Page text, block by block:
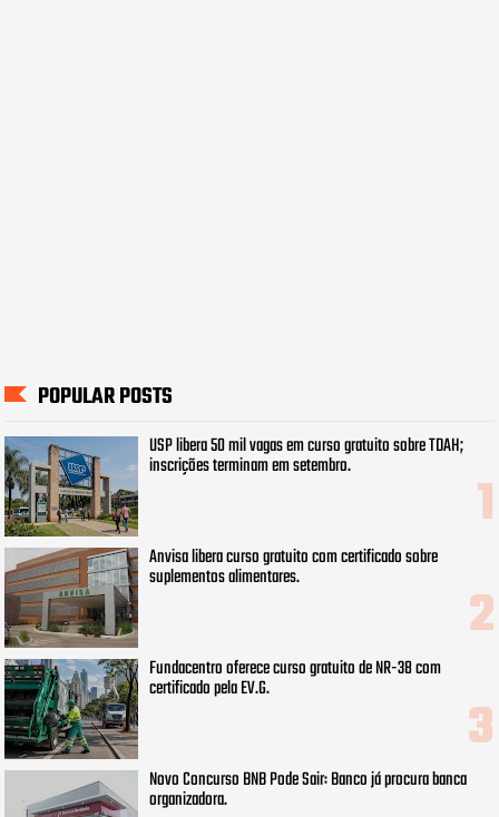
POPULAR POSTS
USP libera 50 mil vagas em curso gratuito sobre TDAH;
inscrições terminam em setembro.
Anvisa libera curso gratuito com certificado sobre
suplementos alimentares.
Fundacentro oferece curso gratuito de NR-38 com
certificado pela EV.G.
Novo Concurso BNB Pode Sair: Banco já procura banca
organizadora.